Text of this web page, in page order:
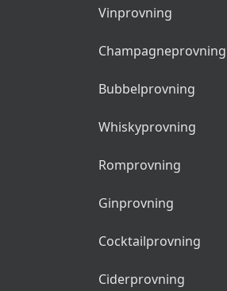
Vinprovning
Champagneprovning
Bubbelprovning
Whiskyprovning
Romprovning
Ginprovning
Cocktailprovning
Ciderprovning